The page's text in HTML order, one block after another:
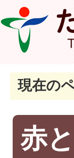
現在の
赤